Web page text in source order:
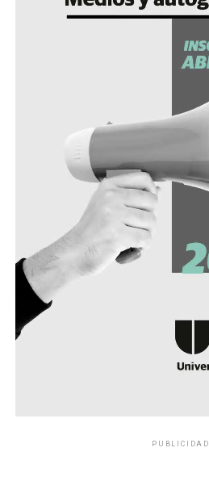
PUBLICIDAD